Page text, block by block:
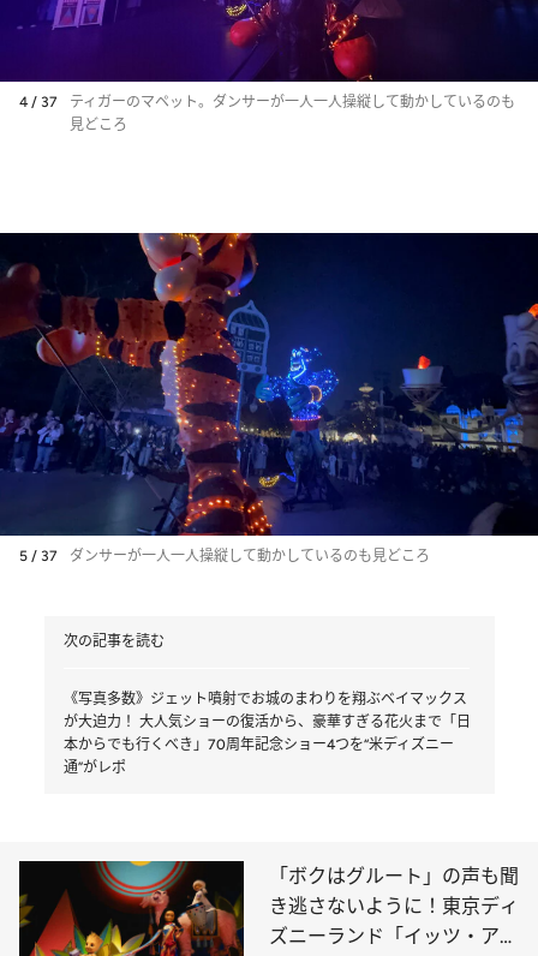
4 / 37
ティガーのマペット。ダンサーが一人一人操縦して動かしているのも
見どころ
5 / 37 ダンサーが一人一人操縦して動かしているのも見どころ
次の記事を読む
《写真多数》ジェット噴射でお城のまわりを翔ぶベイマックス
が大迫力！ 大人気ショーの復活から、豪華すぎる花火まで「日
本からでも行くべき」70周年記念ショー4つを“米ディズニー
通”がレポ
「ボクはグルート」の声も聞
き逃さないように！東京ディ
ズニーランド「イッツ・ア・